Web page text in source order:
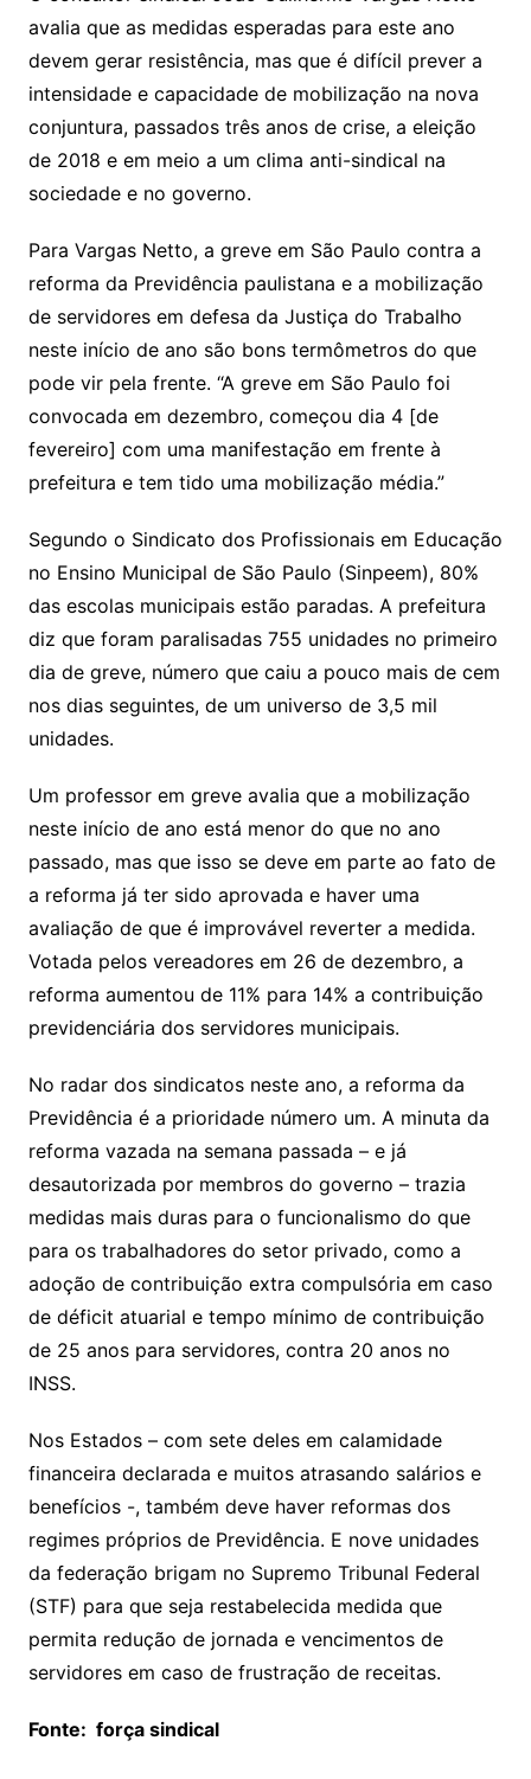
avalia que as medidas esperadas para este ano
devem gerar resistência, mas que é difícil prever a
intensidade e capacidade de mobilização na nova
conjuntura, passados três anos de crise, a eleição
de 2018 e em meio a um clima anti-sindical na
sociedade e no governo.
Para Vargas Netto, a greve em São Paulo contra a
reforma da Previdência paulistana e a mobilização
de servidores em defesa da Justiça do Trabalho
neste início de ano são bons termômetros do que
pode vir pela frente. “A greve em São Paulo foi
convocada em dezembro, começou dia 4 [de
fevereiro] com uma manifestação em frente à
prefeitura e tem tido uma mobilização média.”
Segundo o Sindicato dos Profissionais em Educação
no Ensino Municipal de São Paulo (Sinpeem), 80%
das escolas municipais estão paradas. A prefeitura
diz que foram paralisadas 755 unidades no primeiro
dia de greve, número que caiu a pouco mais de cem
nos dias seguintes, de um universo de 3,5 mil
unidades.
Um professor em greve avalia que a mobilização
neste início de ano está menor do que no ano
passado, mas que isso se deve em parte ao fato de
a reforma já ter sido aprovada e haver uma
avaliação de que é improvável reverter a medida.
Votada pelos vereadores em 26 de dezembro, a
reforma aumentou de 11% para 14% a contribuição
previdenciária dos servidores municipais.
No radar dos sindicatos neste ano, a reforma da
Previdência é a prioridade número um. A minuta da
reforma vazada na semana passada – e já
desautorizada por membros do governo – trazia
medidas mais duras para o funcionalismo do que
para os trabalhadores do setor privado, como a
adoção de contribuição extra compulsória em caso
de déficit atuarial e tempo mínimo de contribuição
de 25 anos para servidores, contra 20 anos no
INSS.
Nos Estados – com sete deles em calamidade
financeira declarada e muitos atrasando salários e
benefícios -, também deve haver reformas dos
regimes próprios de Previdência. E nove unidades
da federação brigam no Supremo Tribunal Federal
(STF) para que seja restabelecida medida que
permita redução de jornada e vencimentos de
servidores em caso de frustração de receitas.
Fonte: força sindical